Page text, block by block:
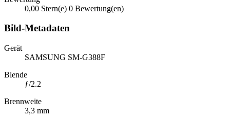
0,00 Stern(e) 0 Bewertung(en)
Bild-Metadaten
Gerät
SAMSUNG SM-G388F
Blende
ƒ/2.2
Brennweite
3,3 mm